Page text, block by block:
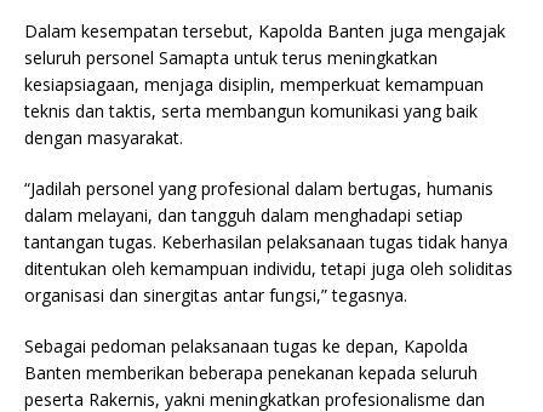
Dalam kesempatan tersebut, Kapolda Banten juga mengajak
seluruh personel Samapta untuk terus meningkatkan
kesiapsiagaan, menjaga disiplin, memperkuat kemampuan
teknis dan taktis, serta membangun komunikasi yang baik
dengan masyarakat.
“Jadilah personel yang profesional dalam bertugas, humanis
dalam melayani, dan tangguh dalam menghadapi setiap
tantangan tugas. Keberhasilan pelaksanaan tugas tidak hanya
ditentukan oleh kemampuan individu, tetapi juga oleh soliditas
organisasi dan sinergitas antar fungsi,” tegasnya.
Sebagai pedoman pelaksanaan tugas ke depan, Kapolda
Banten memberikan beberapa penekanan kepada seluruh
peserta Rakernis, yakni meningkatkan profesionalisme dan